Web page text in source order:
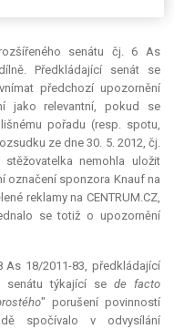
senátu čj. 6 As
Předkládající senát se
předchozí upozornění
jakorelevantní, pokud se
pořadu (resp. spotu,
ze dne 30. 5. 2012, čj.
nemohla uložit
označení sponzora Knauf na
reklamy na CENTRUM.CZ,
se totiž o upozornění
18/2011-83, předkládající
senátu týkající se de facto
" porušení povinností
spočívalo v odvysílání